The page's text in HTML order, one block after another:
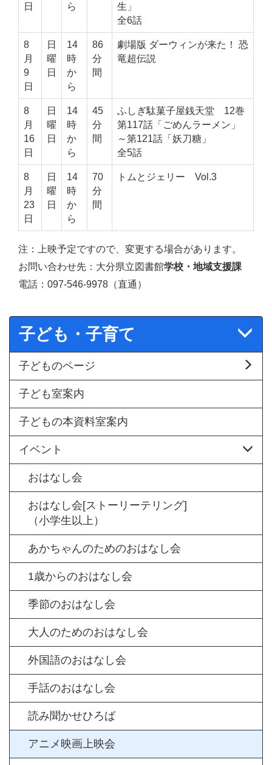
日
ら
生」
全6話
8
月
9
日
日
曜
日
14
時
か
ら
86
分
間
劇場版 ダーウィンが来た！ 恐
竜超伝説
8
月
16
日
日
曜
日
14
時
か
ら
45
分
間
ふしぎ駄菓子屋銭天堂 12巻
第117話「ごめんラーメン」
～第121話「妖刀糖」
全5話
8
月
23
日
日
曜
日
14
時
か
ら
70
分
間
トムとジェリー Vol.3
注：上映予定ですので、変更する場合があります。
お問い合わせ先：大分県立図書館学校・地域支援課
電話：097-546-9978（直通）
子ども・子育て
子どものページ
子ども室案内
子どもの本資料室案内
イベント
おはなし会
おはなし会[ストーリーテリング]
（小学生以上）
あかちゃんのためのおはなし会
1歳からのおはなし会
季節のおはなし会
大人のためのおはなし会
外国語のおはなし会
手話のおはなし会
読み聞かせひろば
アニメ映画上映会